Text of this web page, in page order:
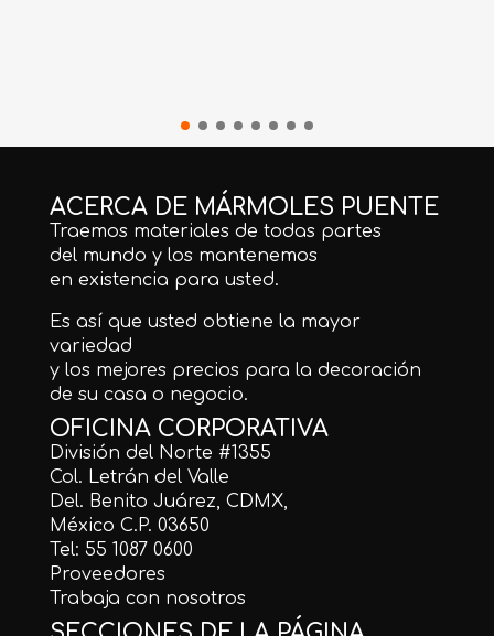
ACERCA DE MÁRMOLES PUENTE
Traemos materiales de todas partes
del mundo y los mantenemos
en existencia para usted.
Es así que usted obtiene la mayor
variedad
y los mejores precios para la decoración
de su casa o negocio.
OFICINA CORPORATIVA
División del Norte #1355
Col. Letrán del Valle
Del. Benito Juárez, CDMX,
México C.P. 03650
Tel: 55 1087 0600
Proveedores
Trabaja con nosotros